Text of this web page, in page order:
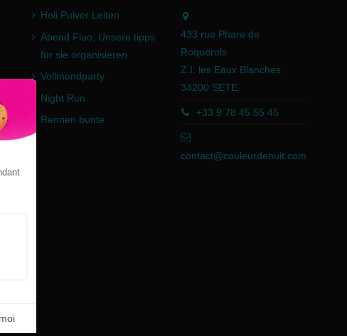
Holi Pulver Leiten
Abend Fluo, Unsere tipps
für sie organisieren
Vollmondparty
Night Run
Rennen bunte
433 rue Phare de
Roquerols
Z.I. les Eaux Blanches
34200 SETE
+33 9 78 45 55 45
contact@couleurdenuit.com